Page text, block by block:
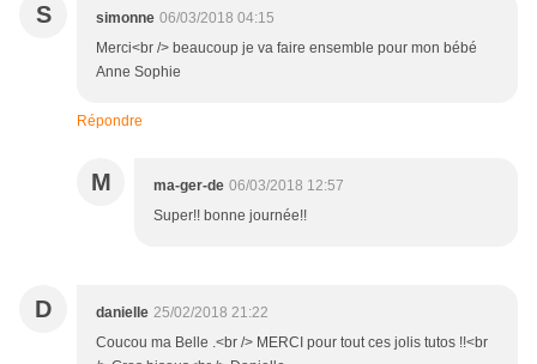
S simonne 06/03/2018 04:15
Merci<br /> beaucoup je va faire ensemble pour mon bébé
Anne Sophie
Répondre
M ma-ger-de 06/03/2018 12:57
Super!! bonne journée!!
D danielle 25/02/2018 21:22
Coucou ma Belle .<br /> MERCI pour tout ces jolis tutos !!<br